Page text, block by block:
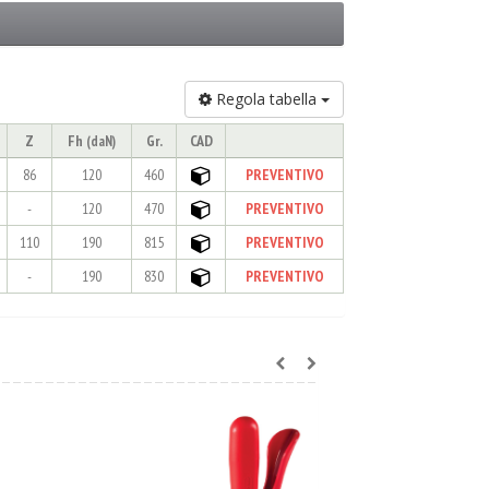
Regola tabella
Z Fh (daN) Gr.
CAD
86
120 460
PREVENTIVO
-
120 470
PREVENTIVO
110
190 815
PREVENTIVO
-
190 830 PREVENTIVO